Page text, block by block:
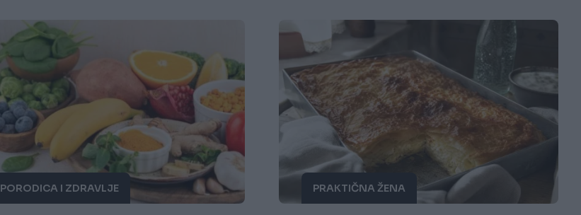
PORODICA I ZDRAVLJE PRAKTIČNA ŽENA